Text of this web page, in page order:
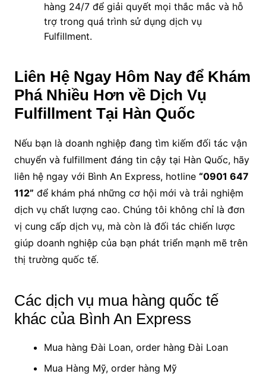
hàng 24/7 để giải quyết mọi thắc mắc và hỗ
trợ trong quá trình sử dụng dịch vụ
Fulfillment.
Liên Hệ Ngay Hôm Nay để Khám
Phá Nhiều Hơn về Dịch Vụ
Fulfillment Tại Hàn Quốc
Nếu bạn là doanh nghiệp đang tìm kiếm đối tác vận
chuyển và fulfillment đáng tin cậy tại Hàn Quốc, hãy
liên hệ ngay với Bình An Express, hotline “0901 647
112” để khám phá những cơ hội mới và trải nghiệm
dịch vụ chất lượng cao. Chúng tôi không chỉ là đơn
vị cung cấp dịch vụ, mà còn là đối tác chiến lược
giúp doanh nghiệp của bạn phát triển mạnh mẽ trên
thị trường quốc tế.
Các dịch vụ mua hàng quốc tế
khác của Bình An Express
Mua hàng Đài Loan, order hàng Đài Loan
Mua Hàng Mỹ, order hàng Mỹ